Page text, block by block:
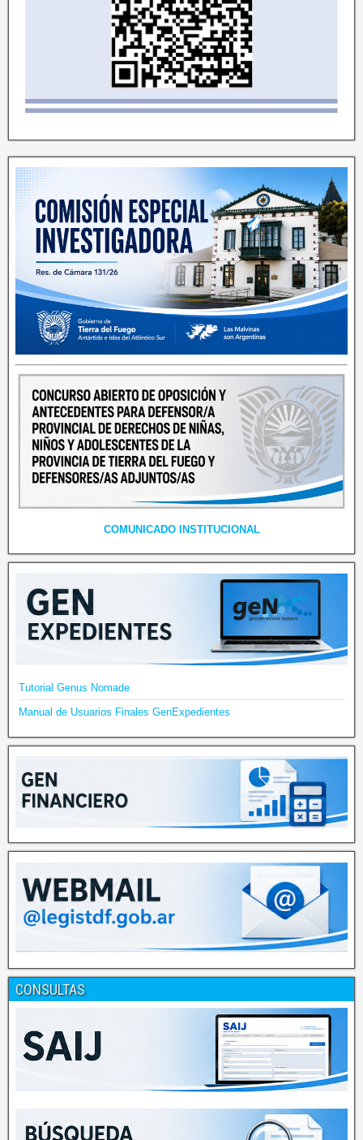
COMUNICADO INSTITUCIONAL
Tutorial Genus Nomade
Manual de Usuarios Finales GenExpedientes
CONSULTAS